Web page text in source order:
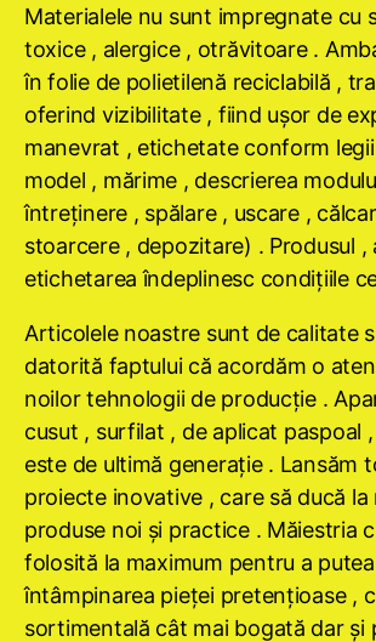
Materialele nu sunt impregnate cu
toxice , alergice , otrăvitoare .
în folie de polietilenă reciclabilă ,
oferind vizibilitate , fiind uşor de
manevrat , etichetate conform
model , mărime , descrierea
întreţinere , spălare , uscare ,
stoarcere , depozitare) . Produsul ,
etichetarea îndeplinesc condiţiile
Articolele noastre sunt de calitate
datorită faptului că acordăm o
noilor tehnologii de producţie .
cusut , surfilat , de aplicat paspoal
este de ultimă generaţie . Lansăm
proiecte inovative , care să ducă la
produse noi şi practice . Măiestria
folosită la maximum pentru a
întâmpinarea pieţei pretenţioase ,
sortimentală cât mai bogată dar şi